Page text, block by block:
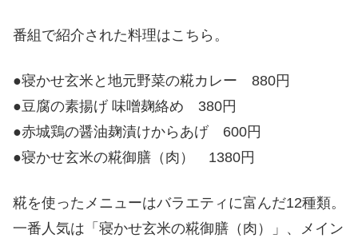
番組で紹介された料理はこちら。
●寝かせ玄米と地元野菜の糀カレー 880円
●豆腐の素揚げ 味噌麹絡め 380円
●赤城鶏の醤油麹漬けからあげ 600円
●寝かせ玄米の糀御膳（肉） 1380円
糀を使ったメニューはバラエティに富んだ12種類。
一番人気は「寝かせ玄米の糀御膳（肉）」、メイン